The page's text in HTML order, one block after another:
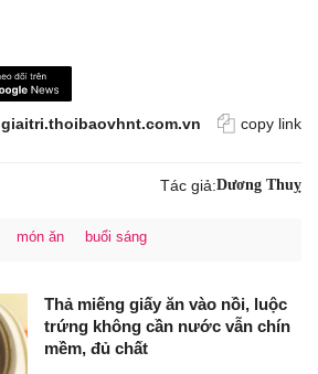
giaitri.thoibaovhnt.com.vn copy link
Tác giả:Dương Thuỵ
món ăn buổi sáng
Thả miếng giấy ăn vào nồi, luộc
trứng không cần nước vẫn chín
mềm, đủ chất